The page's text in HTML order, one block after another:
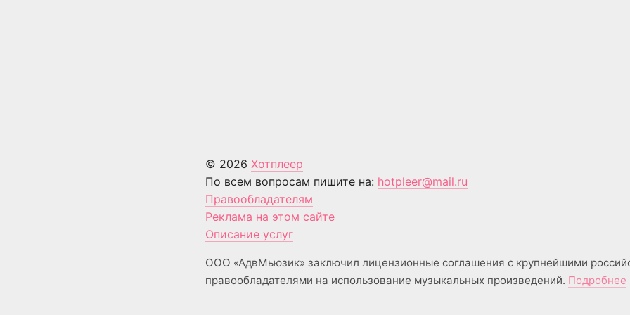
© 2026 Хотплеер
По всем вопросам пишите на: hotpleer@mail.ru
Правообладателям
Реклама на этом сайте
Описание услуг
ООО «АдвМьюзик» заключил лицензионные соглашения с крупнейшими
правообладателями на использование музыкальных произведений. Подробнее